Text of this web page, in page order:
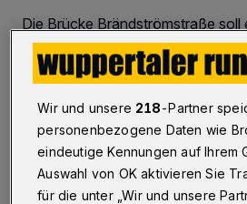
Die Brücke Brändströmstraße soll
erhalten - aber nicht vor 2016.
Brücke provisorisch einspurig
freigegeben. Der
ab.
12.11.2014 , 18:27 Uhr Eine
Wir und unsere 218-Partner
personenbezogene Daten wie
eindeutige Kennungen auf Ihrem
Auswahl von OK aktivieren Sie
für die unter „Wir und unsere